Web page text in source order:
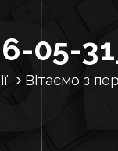
05-
Вітаємо з